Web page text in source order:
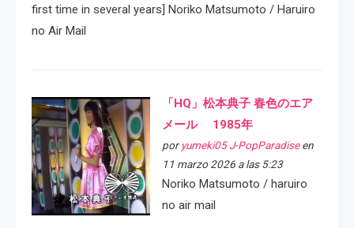
first time in several years] Noriko Matsumoto / Haruiro
no Air Mail
「HQ」松本典子 春色のエア
メール 1985年
por yumeki05 J-PopParadiseen
11 marzo 2026 a las 5:23
Noriko Matsumoto / haruiro
no air mail